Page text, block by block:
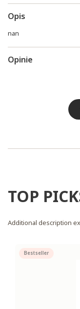
Opis
nan
Opinie
TOP
Additional description
Bestseller